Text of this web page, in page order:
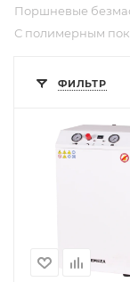
Поршневые
С полимерным
ФИЛЬТР